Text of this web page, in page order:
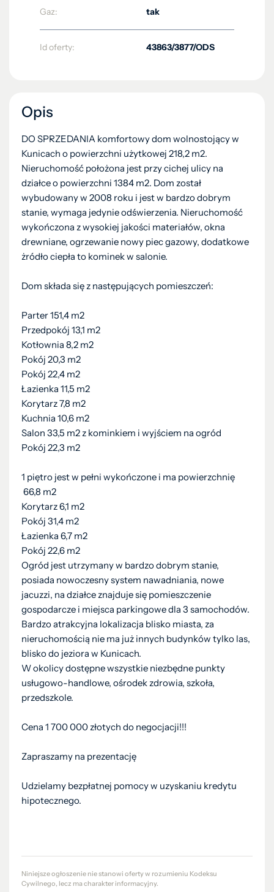
Gaz:
tak
Id oferty: 43863/3877/ODS
Opis
DO SPRZEDANIA komfortowy dom wolnostojący w
Kunicach o powierzchni użytkowej 218,2 m2.
Nieruchomość położona jest przy cichej ulicy na
działce o powierzchni 1384 m2. Dom został
wybudowany w 2008 roku i jest w bardzo dobrym
stanie, wymaga jedynie odświerzenia. Nieruchomość
wykończona z wysokiej jakości materiałów, okna
drewniane, ogrzewanie nowy piec gazowy, dodatkowe
żródło ciepła to kominek w salonie.
Dom składa się z następujących pomieszczeń:
Parter 151,4 m2
Przedpokój 13,1 m2
Kotłownia 8,2 m2
Pokój 20,3 m2
Pokój 22,4 m2
Łazienka 11,5 m2
Korytarz 7,8 m2
Kuchnia 10,6 m2
Salon 33,5 m2 z kominkiem i wyjściem na ogród
Pokój 22,3 m2
1 piętro jest w pełni wykończone i ma powierzchnię
66,8 m2
Korytarz 6,1 m2
Pokój 31,4 m2
Łazienka 6,7 m2
Pokój 22,6 m2
Ogród jest utrzymany w bardzo dobrym stanie,
posiada nowoczesny system nawadniania, nowe
jacuzzi, na działce znajduje się pomieszczenie
gospodarcze i miejsca parkingowe dla 3 samochodów.
Bardzo atrakcyjna lokalizacja blisko miasta, za
nieruchomością nie ma już innych budynków tylko las,
blisko do jeziora w Kunicach.
W okolicy dostępne wszystkie niezbędne punkty
usługowo-handlowe, ośrodek zdrowia, szkoła,
przedszkole.
Cena 1 700 000 złotych do negocjacji!!!
Zapraszamy na prezentację
Udzielamy bezpłatnej pomocy w uzyskaniu kredytu
hipotecznego.
Niniejsze ogłoszenie nie stanowi oferty w rozumieniu Kodeksu
Cywilnego, lecz ma charakter informacyjny.